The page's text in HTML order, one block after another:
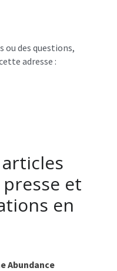
ou des questions,
adresse :
et
en
Abundance